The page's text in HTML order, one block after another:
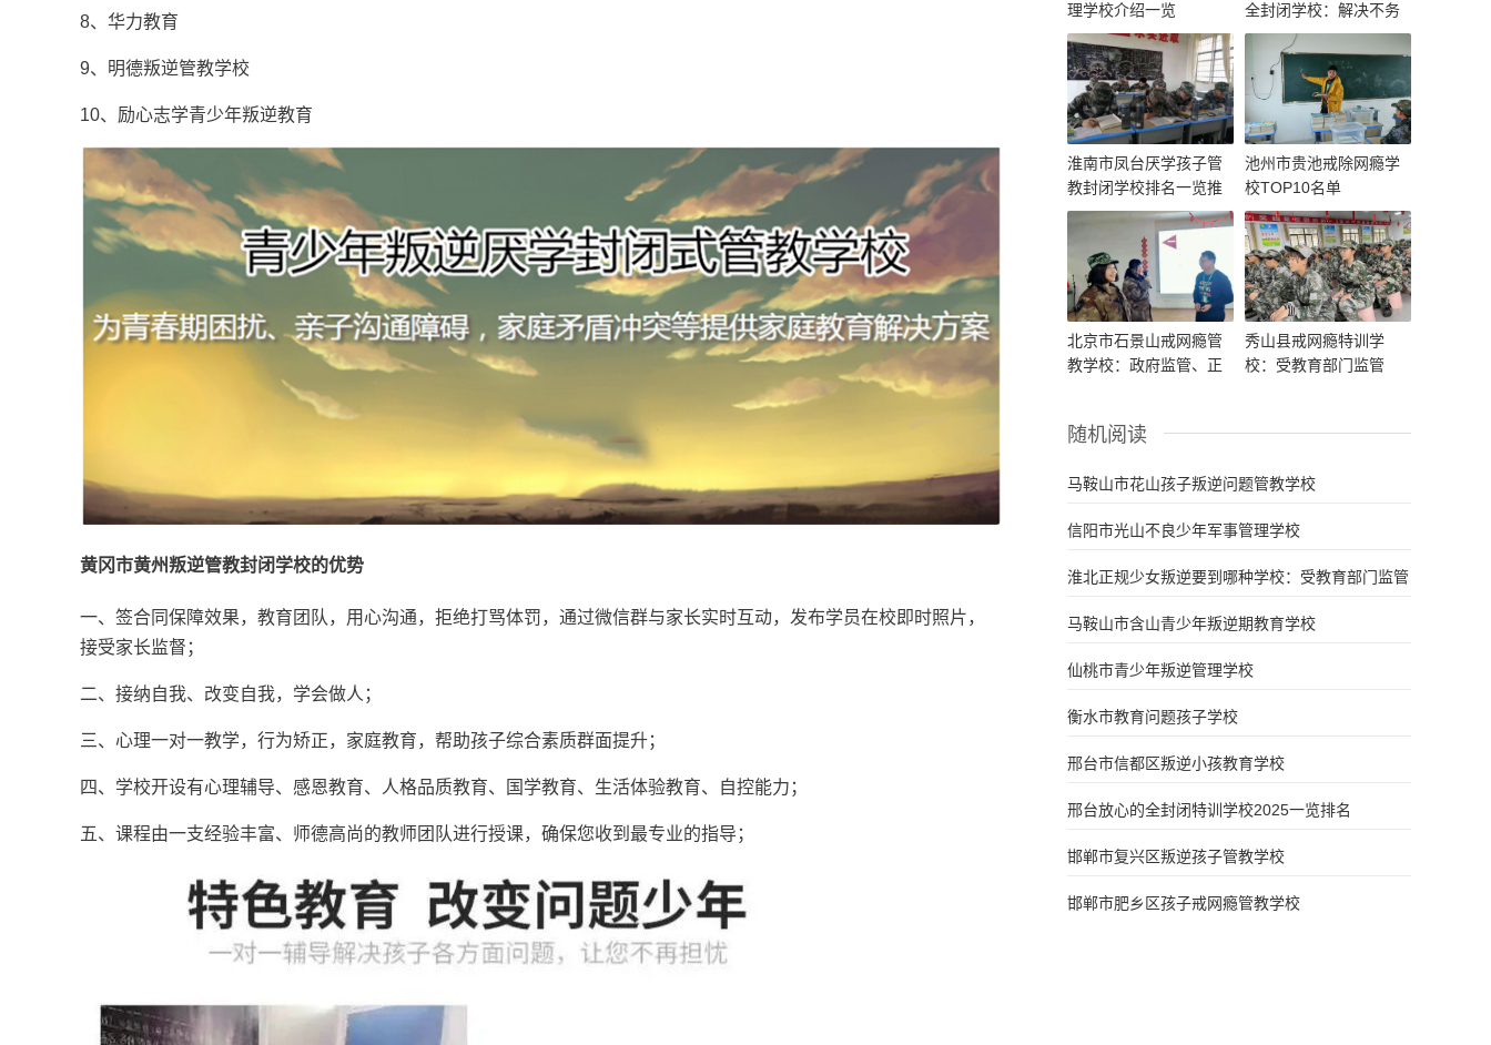
8、华力教育
9、明德叛逆管教学校
10、励心志学青少年叛逆教育
黄冈市黄州叛逆管教封闭学校的优势
一、签合同保障效果，教育团队，用心沟通，拒绝打骂体罚，通过微信群与家长实时互动，发布学员在校即时照片，
接受家长监督；
二、接纳自我、改变自我，学会做人；
三、心理一对一教学，行为矫正，家庭教育，帮助孩子综合素质群面提升；
四、学校开设有心理辅导、感恩教育、人格品质教育、国学教育、生活体验教育、自控能力；
五、课程由一支经验丰富、师德高尚的教师团队进行授课，确保您收到最专业的指导；
理学校介绍一览
全封闭学校：解决不务
正业的情况
淮南市凤台厌学孩子管
教封闭学校排名一览推
荐
池州市贵池戒除网瘾学
校TOP10名单
北京市石景山戒网瘾管
教学校：政府监管、正
秀山县戒网瘾特训学
校：受教育部门监管
随机阅读
马鞍山市花山孩子叛逆问题管教学校
信阳市光山不良少年军事管理学校
淮北正规少女叛逆要到哪种学校：受教育部门监管
马鞍山市含山青少年叛逆期教育学校
仙桃市青少年叛逆管理学校
衡水市教育问题孩子学校
邢台市信都区叛逆小孩教育学校
邢台放心的全封闭特训学校2025一览排名
邯郸市复兴区叛逆孩子管教学校
邯郸市肥乡区孩子戒网瘾管教学校